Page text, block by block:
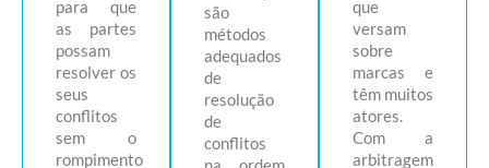
para que
as partes
possam
resolver os
seus
conflitos
sem o
rompimento
são
métodos
adequados
de
resolução
de
conflitos
que
versam
sobre
marcas e
têm muitos
atores.
Com a
arbitragem